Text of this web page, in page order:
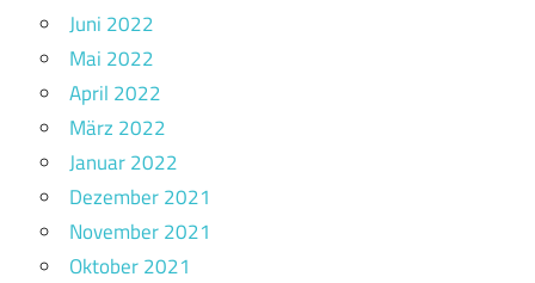
Juni 2022
Mai 2022
April 2022
März 2022
Januar 2022
Dezember 2021
November 2021
Oktober 2021